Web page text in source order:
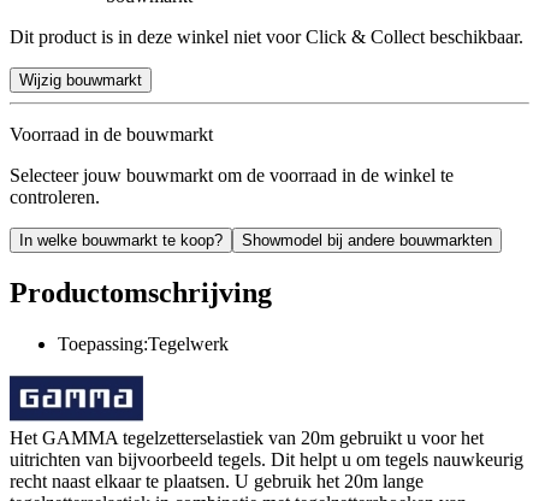
Dit product is in deze winkel niet voor Click & Collect beschikbaar.
Wijzig bouwmarkt
Voorraad in de bouwmarkt
Selecteer jouw bouwmarkt om de voorraad in de winkel te
controleren.
In welke bouwmarkt te koop? Showmodel bij andere bouwmarkten
Productomschrijving
Toepassing:Tegelwerk
Het GAMMA tegelzetterselastiek van 20m gebruikt u voor het
uitrichten van bijvoorbeeld tegels. Dit helpt u om tegels nauwkeurig
recht naast elkaar te plaatsen. U gebruik het 20m lange